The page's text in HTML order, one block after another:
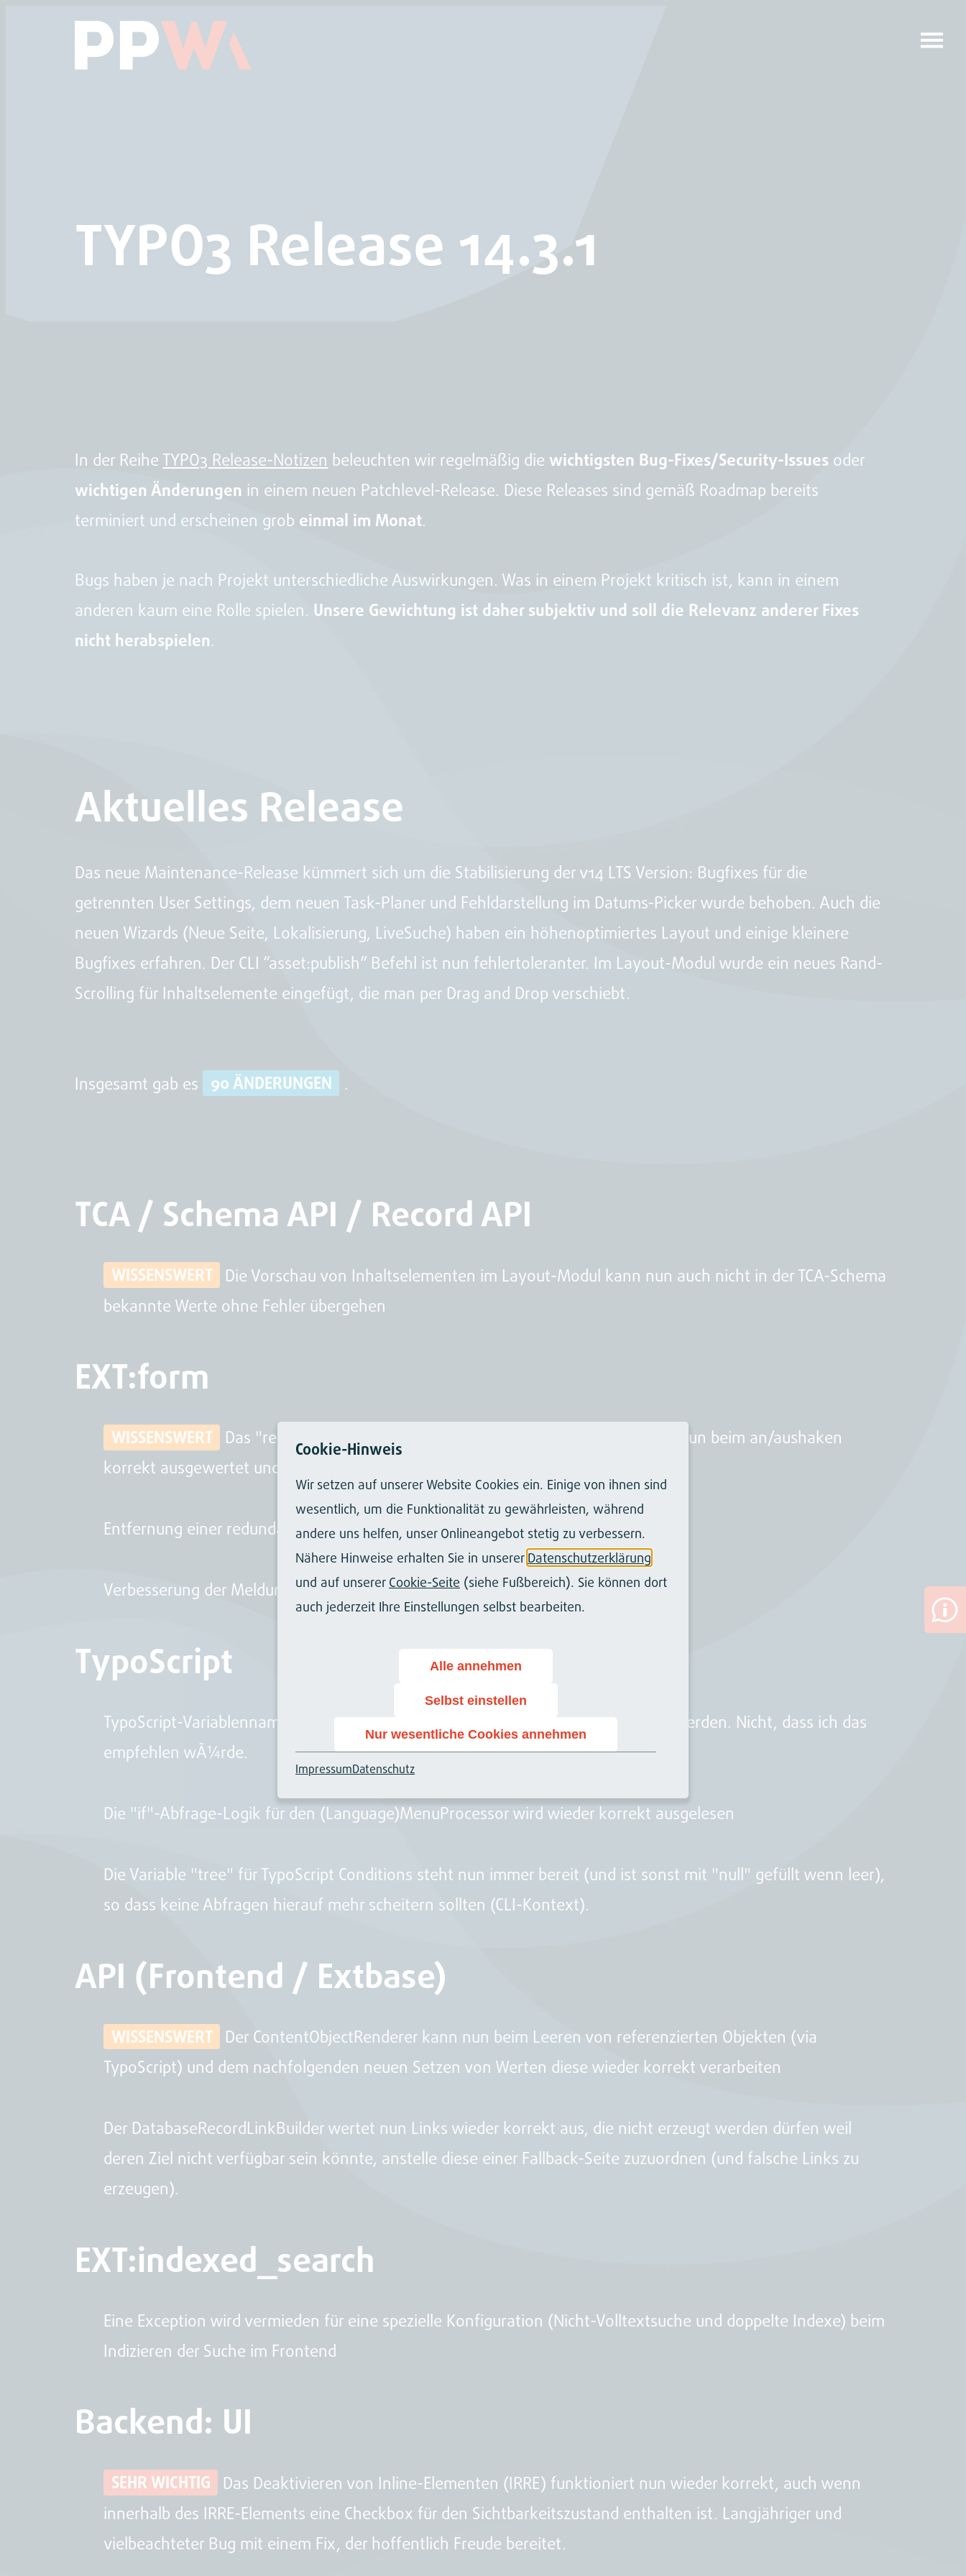
Das Hauptmenü anspringen
Zum Inhalt springen
TYPO3 Release 14.3.1
In der Reihe TYPO3 Release-Notizen beleuchten wir regelmäßig die wichtigsten Bug-Fixes/Security-Issues oder
wichtigen Änderungen in einem neuen Patchlevel-Release. Diese Releases sind gemäß Roadmap bereits
terminiert und erscheinen grob einmal im Monat.
Bugs haben je nach Projekt unterschiedliche Auswirkungen. Was in einem Projekt kritisch ist, kann in einem
anderen kaum eine Rolle spielen. Unsere Gewichtung ist daher subjektiv und soll die Relevanz anderer Fixes
nicht herabspielen.
Aktuelles Release
Das neue Maintenance-Release kümmert sich um die Stabilisierung der v14 LTS Version: Bugfixes für die
getrennten User Settings, dem neuen Task-Planer und Fehldarstellung im Datums-Picker wurde behoben. Auch die
neuen Wizards (Neue Seite, Lokalisierung, LiveSuche) haben ein höhenoptimiertes Layout und einige kleinere
Bugfixes erfahren. Der CLI “asset:publish” Befehl ist nun fehlertoleranter. Im Layout-Modul wurde ein neues Rand-
Scrolling für Inhaltselemente eingefügt, die man per Drag and Drop verschiebt.
Insgesamt gab es 90 ÄNDERUNGEN .
TCA / Schema API / Record API
WISSENSWERT
Die Vorschau von Inhaltselementen im Layout-Modul kann nun auch nicht in der TCA-Schema
bekannte Werte ohne Fehler übergehen
EXT:form
WISSENSWERT
Das "required"-Attribut von Formular-Elementen in der GUI wird nun beim an/aushaken
korrekt ausgewertet und persistiert
Entfernung einer redundanten Definition für die RTE-Konfiguration des "br" Tags
Verbesserung der Meldung beim Löschen von Formularen (GUI-Backend)
TypoScript
TypoScript-Variablennamen können jetzt auch mit UTF-8 Sonderzeichen geparst werden. Nicht, dass ich das
empfehlen wÃ¼rde.
Die "if"-Abfrage-Logik für den (Language)MenuProcessor wird wieder korrekt ausgelesen
Die Variable "tree" für TypoScript Conditions steht nun immer bereit (und ist sonst mit "null" gefüllt wenn leer),
so dass keine Abfragen hierauf mehr scheitern sollten (CLI-Kontext).
API (Frontend / Extbase)
WISSENSWERT
Der ContentObjectRenderer kann nun beim Leeren von referenzierten Objekten (via
TypoScript) und dem nachfolgenden neuen Setzen von Werten diese wieder korrekt verarbeiten
Der DatabaseRecordLinkBuilder wertet nun Links wieder korrekt aus, die nicht erzeugt werden dürfen weil
deren Ziel nicht verfügbar sein könnte, anstelle diese einer Fallback-Seite zuzuordnen (und falsche Links zu
erzeugen).
EXT:indexed_search
Eine Exception wird vermieden für eine spezielle Konfiguration (Nicht-Volltextsuche und doppelte Indexe) beim
Indizieren der Suche im Frontend
Backend: UI
SEHR WICHTIG
Das Deaktivieren von Inline-Elementen (IRRE) funktioniert nun wieder korrekt, auch wenn
innerhalb des IRRE-Elements eine Checkbox für den Sichtbarkeitszustand enthalten ist. Langjähriger und
vielbeachteter Bug mit einem Fix, der hoffentlich Freude bereitet.
Cookie-Hinweis
Wir setzen auf unserer Website Cookies ein. Einige von ihnen sind
wesentlich, um die Funktionalität zu gewährleisten, während
andere uns helfen, unser Onlineangebot stetig zu verbessern.
Nähere Hinweise erhalten Sie in unserer Datenschutzerklärung
und auf unserer Cookie-Seite (siehe Fußbereich). Sie können dort
auch jederzeit Ihre Einstellungen selbst bearbeiten.
Alle annehmen
Selbst einstellen
Nur wesentliche Cookies annehmen
ImpressumDatenschutz